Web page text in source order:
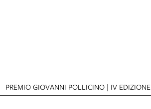
PREMIO GIOVANNI POLLICINO | IV EDIZIONE